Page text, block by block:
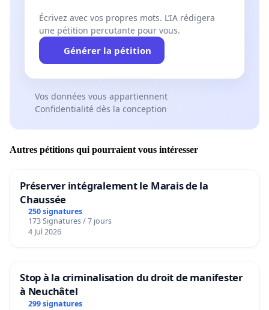
Écrivez avec vos propres mots. L’IA rédigera
une pétition percutante pour vous.
Générer la pétition
Vos données vous appartiennent
Confidentialité dès la conception
Autres pétitions qui pourraient vous intéresser
Préserver intégralement le Marais de la
Chaussée
250 signatures
173 Signatures / 7 jours
4 Jul 2026
Stop à la criminalisation du droit de manifester
à Neuchâtel
299 signatures